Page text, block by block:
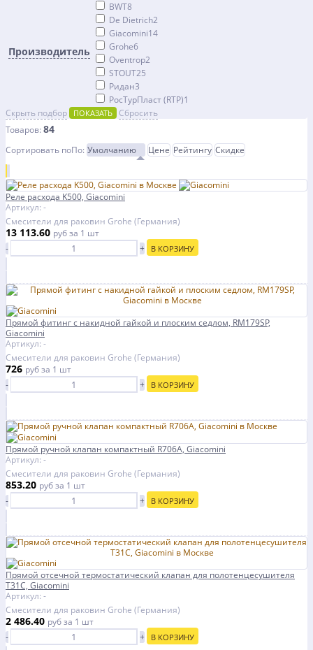
Производитель
BWT8
De Dietrich2
Giacomini14
Grohe6
Oventrop2
STOUT25
Ридан3
РосТурПласт (RTP)1
Скрыть подбор
ПОКАЗАТЬ
Сбросить
Товаров: 84
Сортировать поПо: Умолчанию Цене Рейтингу Скидке
Реле расхода K500, Giacomini
Артикул: -
Смесители для раковин Grohe (Германия)
13 113.60 рубза 1 шт
-
+ В КОРЗИНУ
Прямой фитинг с накидной гайкой и плоским седлом, RM179SP,
Giacomini
Артикул: -
Смесители для раковин Grohe (Германия)
726 рубза 1 шт
-
+ В КОРЗИНУ
Прямой ручной клапан компактный R706A, Giacomini
Артикул: -
Смесители для раковин Grohe (Германия)
853.20 рубза 1 шт
-
+ В КОРЗИНУ
Прямой отсечной термостатический клапан для полотенцесушителя
T31C, Giacomini
Артикул: -
Смесители для раковин Grohe (Германия)
2 486.40 рубза 1 шт
-
+ В КОРЗИНУ